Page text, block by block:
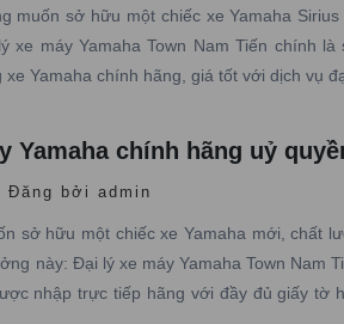
muốn sở hữu một chiếc xe Yamaha
xe máy Yamaha Town Nam Tiến chính
xe Yamaha chính hãng, giá tốt với dịch vụ
Yamaha chính hãng uỷ
Đăng bởi admin
sở hữu một chiếc xe Yamaha mới, chất
này: Đại lý xe máy Yamaha Town Nam
nhập trực tiếp hãng với đầy đủ giấy tờ